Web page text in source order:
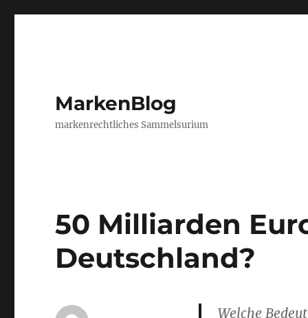
MarkenBlog
markenrechtliches Sammelsurium
50 Milliarden
Deutschland?
Welche